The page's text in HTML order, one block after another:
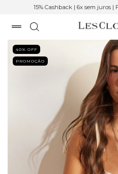
15% Cashback | 6x sem juros |
40% OFF
PROMOÇÃO